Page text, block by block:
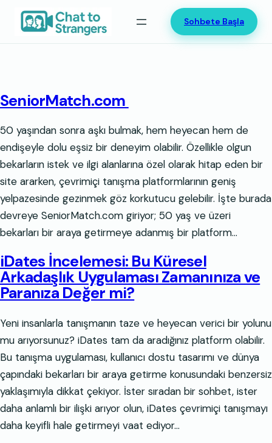
İçeriğe
Sohbete Başla
SeniorMatch.com
50 yaşından sonra aşkı bulmak, hem heyecan hem de
endişeyle dolu eşsiz bir deneyim olabilir. Özellikle olgun
bekarların istek ve ilgi alanlarına özel olarak hitap eden bir
site ararken, çevrimiçi tanışma platformlarının geniş
yelpazesinde gezinmek göz korkutucu gelebilir. İşte burada
devreye SeniorMatch.com giriyor; 50 yaş ve üzeri
bekarları bir araya getirmeye adanmış bir platform…
iDates İncelemesi: Bu Küresel
Arkadaşlık Uygulaması Zamanınıza ve
Paranıza Değer mi?
Yeni insanlarla tanışmanın taze ve heyecan verici bir yolunu
mu arıyorsunuz? iDates tam da aradığınız platform olabilir.
Bu tanışma uygulaması, kullanıcı dostu tasarımı ve dünya
çapındaki bekarları bir araya getirme konusundaki benzersiz
yaklaşımıyla dikkat çekiyor. İster sıradan bir sohbet, ister
daha anlamlı bir ilişki arıyor olun, iDates çevrimiçi tanışmayı
daha keyifli hale getirmeyi vaat ediyor…